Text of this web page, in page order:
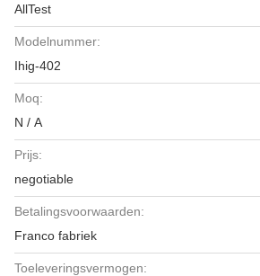
AllTest
Modelnummer:
Ihig-402
Moq:
N / A
Prijs:
negotiable
Betalingsvoorwaarden:
Franco fabriek
Toeleveringsvermogen: